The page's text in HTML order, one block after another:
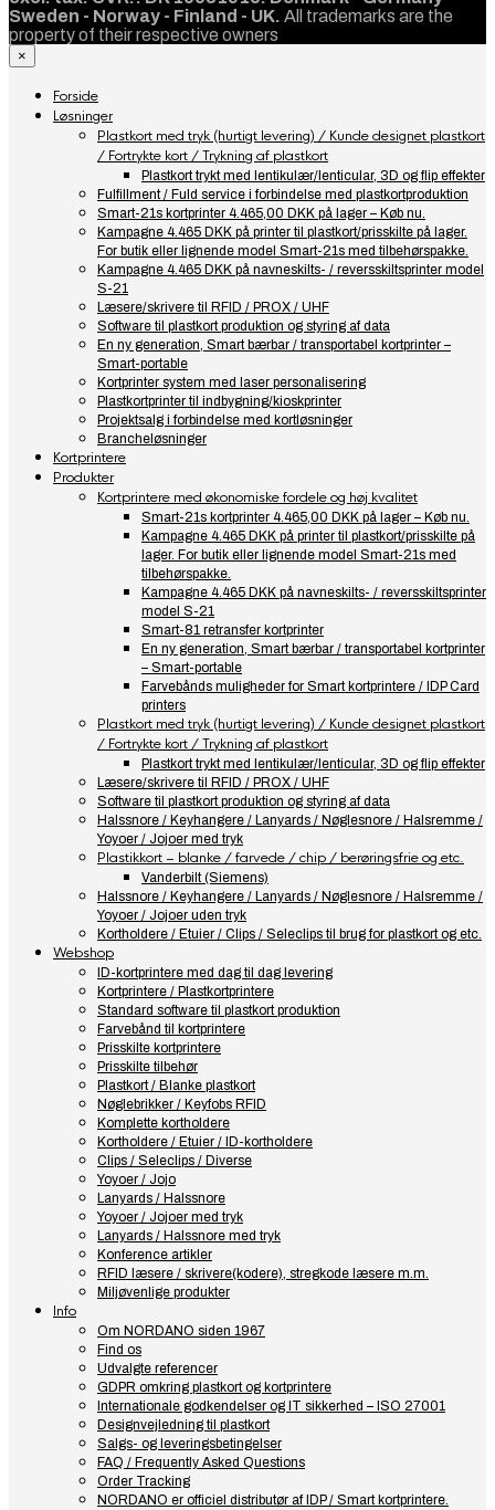
Sweden - Norway - Finland - UK. All trademarks are the
property of their respective owners
×
Forside
Løsninger
Plastkort med tryk (hurtigt levering) / Kunde designet plastkort
/ Fortrykte kort / Trykning af plastkort
Plastkort trykt med lentikulær/lenticular, 3D og flip effekter
Fulfillment / Fuld service i forbindelse med plastkortproduktion
Smart-21s kortprinter 4.465,00 DKK på lager – Køb nu.
Kampagne 4.465 DKK på printer til plastkort/prisskilte på lager.
For butik eller lignende model Smart-21s med tilbehørspakke.
Kampagne 4.465 DKK på navneskilts- / reversskiltsprinter model
S-21
Læsere/skrivere til RFID / PROX / UHF
Software til plastkort produktion og styring af data
En ny generation, Smart bærbar / transportabel kortprinter –
Smart-portable
Kortprinter system med laser personalisering
Plastkortprinter til indbygning/kioskprinter
Projektsalg i forbindelse med kortløsninger
Brancheløsninger
Kortprintere
Produkter
Kortprintere med økonomiske fordele og høj kvalitet
Smart-21s kortprinter 4.465,00 DKK på lager – Køb nu.
Kampagne 4.465 DKK på printer til plastkort/prisskilte på
lager. For butik eller lignende model Smart-21s med
tilbehørspakke.
Kampagne 4.465 DKK på navneskilts- / reversskiltsprinter
model S-21
Smart-81 retransfer kortprinter
En ny generation, Smart bærbar / transportabel kortprinter
– Smart-portable
Farvebånds muligheder for Smart kortprintere / IDP Card
printers
Plastkort med tryk (hurtigt levering) / Kunde designet plastkort
/ Fortrykte kort / Trykning af plastkort
Plastkort trykt med lentikulær/lenticular, 3D og flip effekter
Læsere/skrivere til RFID / PROX / UHF
Software til plastkort produktion og styring af data
Halssnore / Keyhangere / Lanyards / Nøglesnore / Halsremme /
Yoyoer / Jojoer med tryk
Plastikkort – blanke / farvede / chip / berøringsfrie og etc.
Vanderbilt (Siemens)
Halssnore / Keyhangere / Lanyards / Nøglesnore / Halsremme /
Yoyoer / Jojoer uden tryk
Kortholdere / Etuier / Clips / Seleclips til brug for plastkort og etc.
Webshop
ID-kortprintere med dag til dag levering
Kortprintere / Plastkortprintere
Standard software til plastkort produktion
Farvebånd til kortprintere
Prisskilte kortprintere
Prisskilte tilbehør
Plastkort / Blanke plastkort
Nøglebrikker / Keyfobs RFID
Komplette kortholdere
Kortholdere / Etuier / ID-kortholdere
Clips / Seleclips / Diverse
Yoyoer / Jojo
Lanyards / Halssnore
Yoyoer / Jojoer med tryk
Lanyards / Halssnore med tryk
Konference artikler
RFID læsere / skrivere(kodere), stregkode læsere m.m.
Miljøvenlige produkter
Info
Om NORDANO siden 1967
Find os
Udvalgte referencer
GDPR omkring plastkort og kortprintere
Internationale godkendelser og IT sikkerhed – ISO 27001
Designvejledning til plastkort
Salgs- og leveringsbetingelser
FAQ / Frequently Asked Questions
Order Tracking
NORDANO er officiel distributør af IDP / Smart kortprintere.